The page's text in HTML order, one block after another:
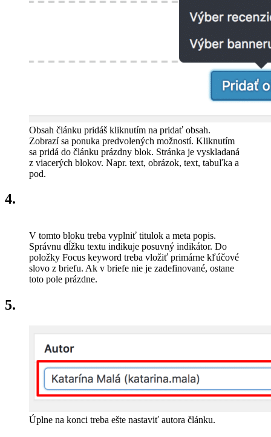
Obsah článku pridáš kliknutím na pridať obsah.
Zobrazí sa ponuka predvolených možností. Kliknutím
sa pridá do článku prázdny blok. Stránka je vyskladaná
z viacerých blokov. Napr. text, obrázok, text, tabuľka a
pod.
4.
V tomto bloku treba vyplniť titulok a meta popis.
Správnu dĺžku textu indikuje posuvný indikátor. Do
položky Focus keyword treba vložiť primárne kľúčové
slovo z briefu. Ak v briefe nie je zadefinované, ostane
toto pole prázdne.
5.
Úplne na konci treba ešte nastaviť autora článku.